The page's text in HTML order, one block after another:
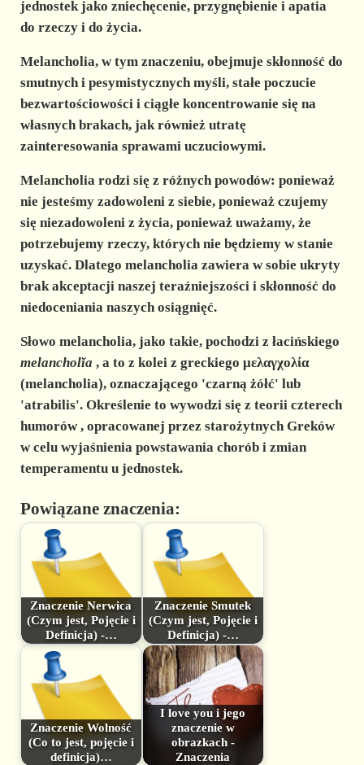
jednostek jako zniechęcenie, przygnębienie i apatia
do rzeczy i do życia.
Melancholia, w tym znaczeniu, obejmuje skłonność do
smutnych i pesymistycznych myśli, stałe poczucie
bezwartościowości i ciągłe koncentrowanie się na
własnych brakach, jak również utratę
zainteresowania sprawami uczuciowymi.
Melancholia rodzi się z różnych powodów: ponieważ
nie jesteśmy zadowoleni z siebie, ponieważ czujemy
się niezadowoleni z życia, ponieważ uważamy, że
potrzebujemy rzeczy, których nie będziemy w stanie
uzyskać. Dlatego melancholia zawiera w sobie ukryty
brak akceptacji naszej teraźniejszości i skłonność do
niedoceniania naszych osiągnięć.
Słowo melancholia, jako takie, pochodzi z łacińskiego
melancholĭa , a to z kolei z greckiego μελαγχολία
(melancholia), oznaczającego 'czarną żółć' lub
'atrabilis'. Określenie to wywodzi się z teorii czterech
humorów, opracowanej przez starożytnych Greków
w celu wyjaśnienia powstawania chorób i zmian
temperamentu u jednostek.
Powiązane znaczenia:
Znaczenie Nerwica
(Czym jest, Pojęcie i
Definicja) -…
Znaczenie Smutek
(Czym jest, Pojęcie i
Definicja) -…
Znaczenie Wolność
(Co to jest, pojęcie i
definicja)…
I love you i jego
znaczenie w
obrazkach -
Znaczenia